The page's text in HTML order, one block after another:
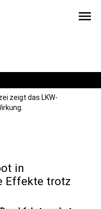
menu
zeigt das LKW-
in
Effekte trotz